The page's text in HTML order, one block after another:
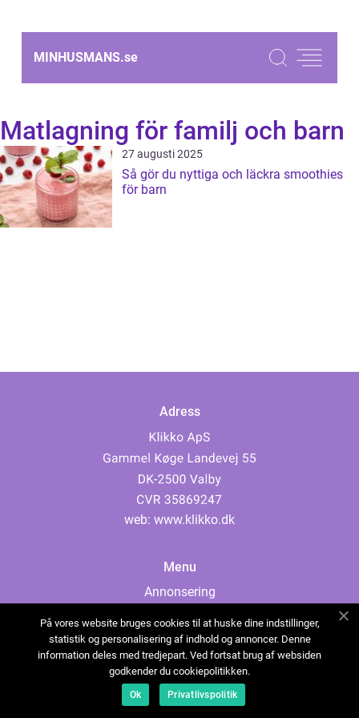
MINHUSMANS.se
Matlagning för familj och barn
27 augusti 2025
Så gör du nyttiga och läckra smoothies
för barn
Adress
web: www.klikko.dk
Menu
Annonsering
Cookies
Kontakta oss
Sitemap
På vores website bruges cookies til at huske dine indstillinger,
statistik og personalisering af indhold og annoncer. Denne
information deles med tredjepart. Ved fortsat brug af websiden
godkender du cookiepolitikken.
Ok Privatlivspolitik